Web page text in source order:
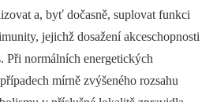
a, byť dočasně, suplovat funkci
jejichž dosažení akceschopnosti
Při normálních energetických
mírně zvýšeného rozsahu